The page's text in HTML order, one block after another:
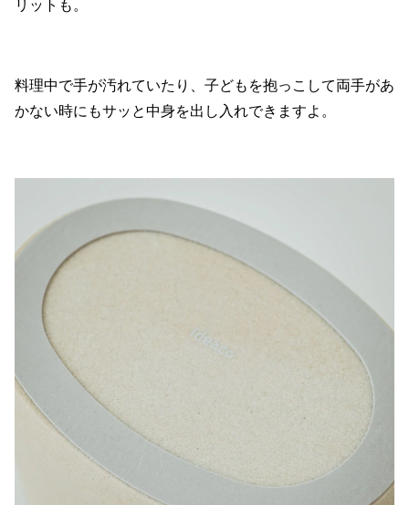
リットも。
料理中で手が汚れていたり、子どもを抱っこして両手があ
かない時にもサッと中身を出し入れできますよ。